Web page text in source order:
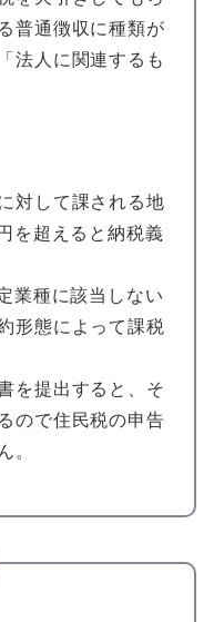
普通徴収に種類が
法人に関連するも
対して課される地
を超えると納税義
業種に該当しない
形態によって課税
を提出すると、そ
ので住民税の申告
。